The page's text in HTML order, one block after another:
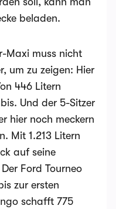
beladen.
Maxi muss nicht
um zu zeigen: Hier
446 Litern
Und der 5-Sitzer
hier noch meckern
Mit 1.213 Litern
auf seine
Ford Tourneo
zur ersten
schafft 775